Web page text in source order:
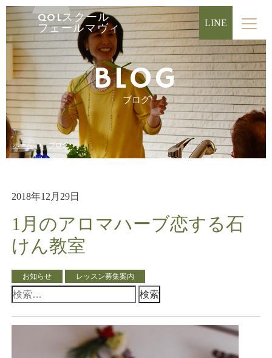
QOLスクール
フェールマヴィ
LINE
BLOG
ブログ
ホーム ブログ
2018年12月29日
1月のアロマハーブ恋する石
けん教室
お知らせ レッスン募集案内
検